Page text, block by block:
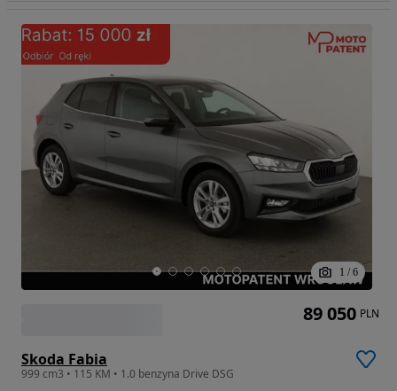
1 / 6
Skoda Fabia
999 cm3 • 115 KM • 1.0 benzyna Drive DSG
89 050 PLN